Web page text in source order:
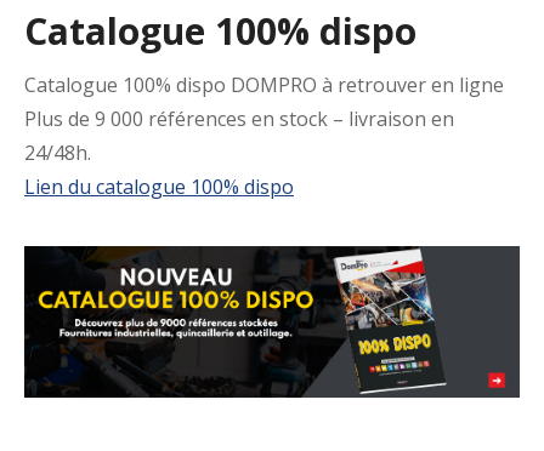
Catalogue 100% dispo
Catalogue 100% dispo DOMPRO à retrouver en ligne
Plus de 9 000 références en stock – livraison en
24/48h.
Lien du catalogue 100% dispo